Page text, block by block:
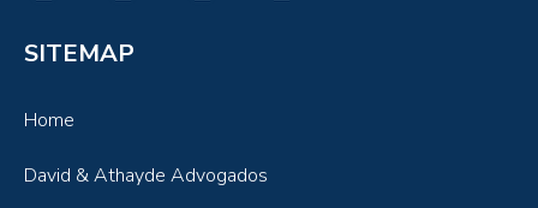
SITEMAP
Home
David & Athayde Advogados